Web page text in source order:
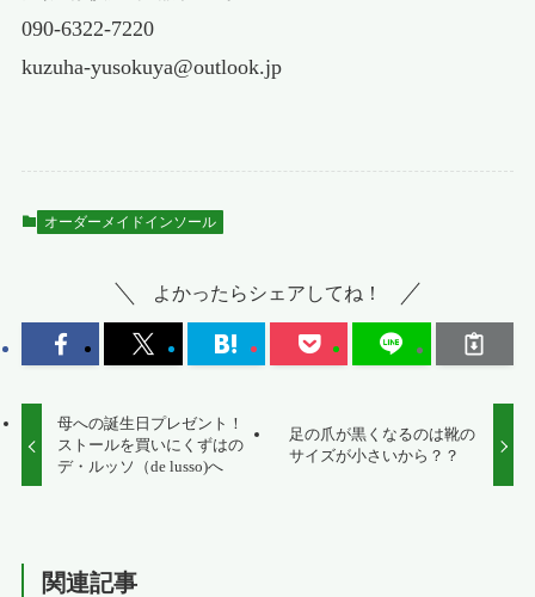
090-6322-7220
kuzuha-yusokuya@outlook.jp
オーダーメイドインソール
よかったらシェアしてね！
母への誕生日プレゼント！
ストールを買いにくずはの
デ・ルッソ（de lusso)へ
足の爪が黒くなるのは靴の
サイズが小さいから？？
関連記事